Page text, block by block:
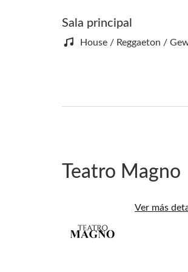
Sala principal
House / Reggaeton /
Teatro Magno
Ver más